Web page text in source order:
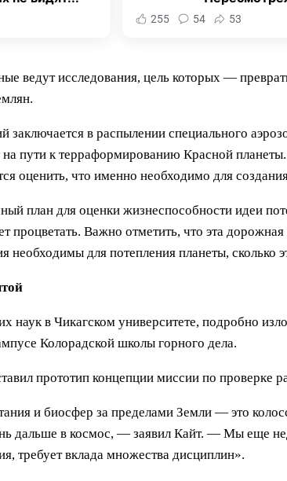
255 54 53
исследования, цель которых —
в распылении специального
пути к терраформированию Красной
оценить, что именно необходимо для
план для оценки жизнеспособности идеи
процветать. Важно отметить, что эта
необходимы для потепления планеты, сколько
наук в Чикагском университете, подробно
Колорадской школы горного дела.
прототип концепции миссии по проверке
и биосфер за пределами Земли — это
дальше в космос, — заявил Кайт. — Мы еще
требует вклада множества дисциплин».